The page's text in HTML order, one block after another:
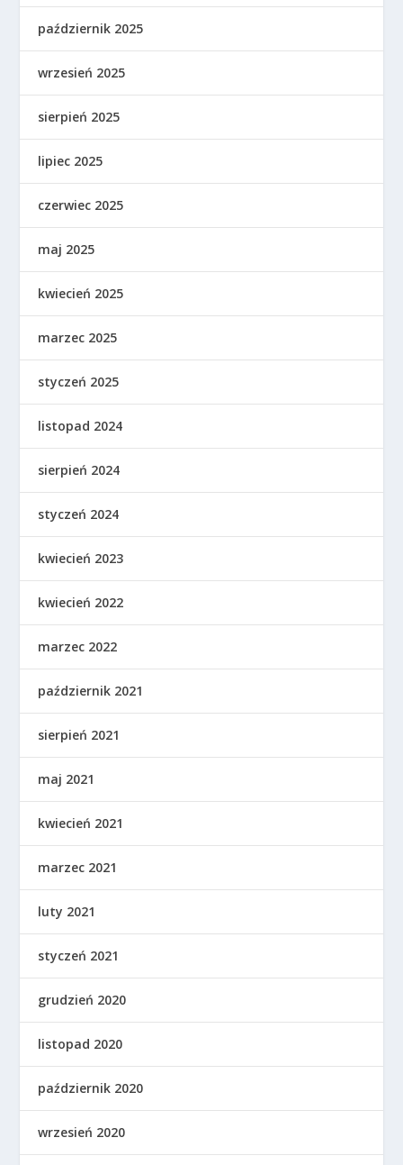
październik 2025
wrzesień 2025
sierpień 2025
lipiec 2025
czerwiec 2025
maj 2025
kwiecień 2025
marzec 2025
styczeń 2025
listopad 2024
sierpień 2024
styczeń 2024
kwiecień 2023
kwiecień 2022
marzec 2022
październik 2021
sierpień 2021
maj 2021
kwiecień 2021
marzec 2021
luty 2021
styczeń 2021
grudzień 2020
listopad 2020
październik 2020
wrzesień 2020